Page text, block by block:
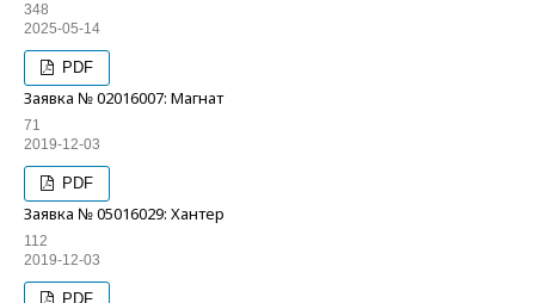
348
2025-05-14
PDF
Заявка № 02016007: Магнат
71
2019-12-03
PDF
Заявка № 05016029: Хантер
112
2019-12-03
PDF